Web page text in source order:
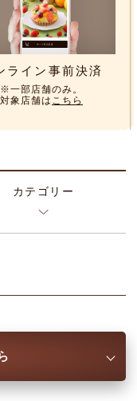
ライン事前決済
※一部店舗のみ。
対象店舗は こちら
カテゴリー